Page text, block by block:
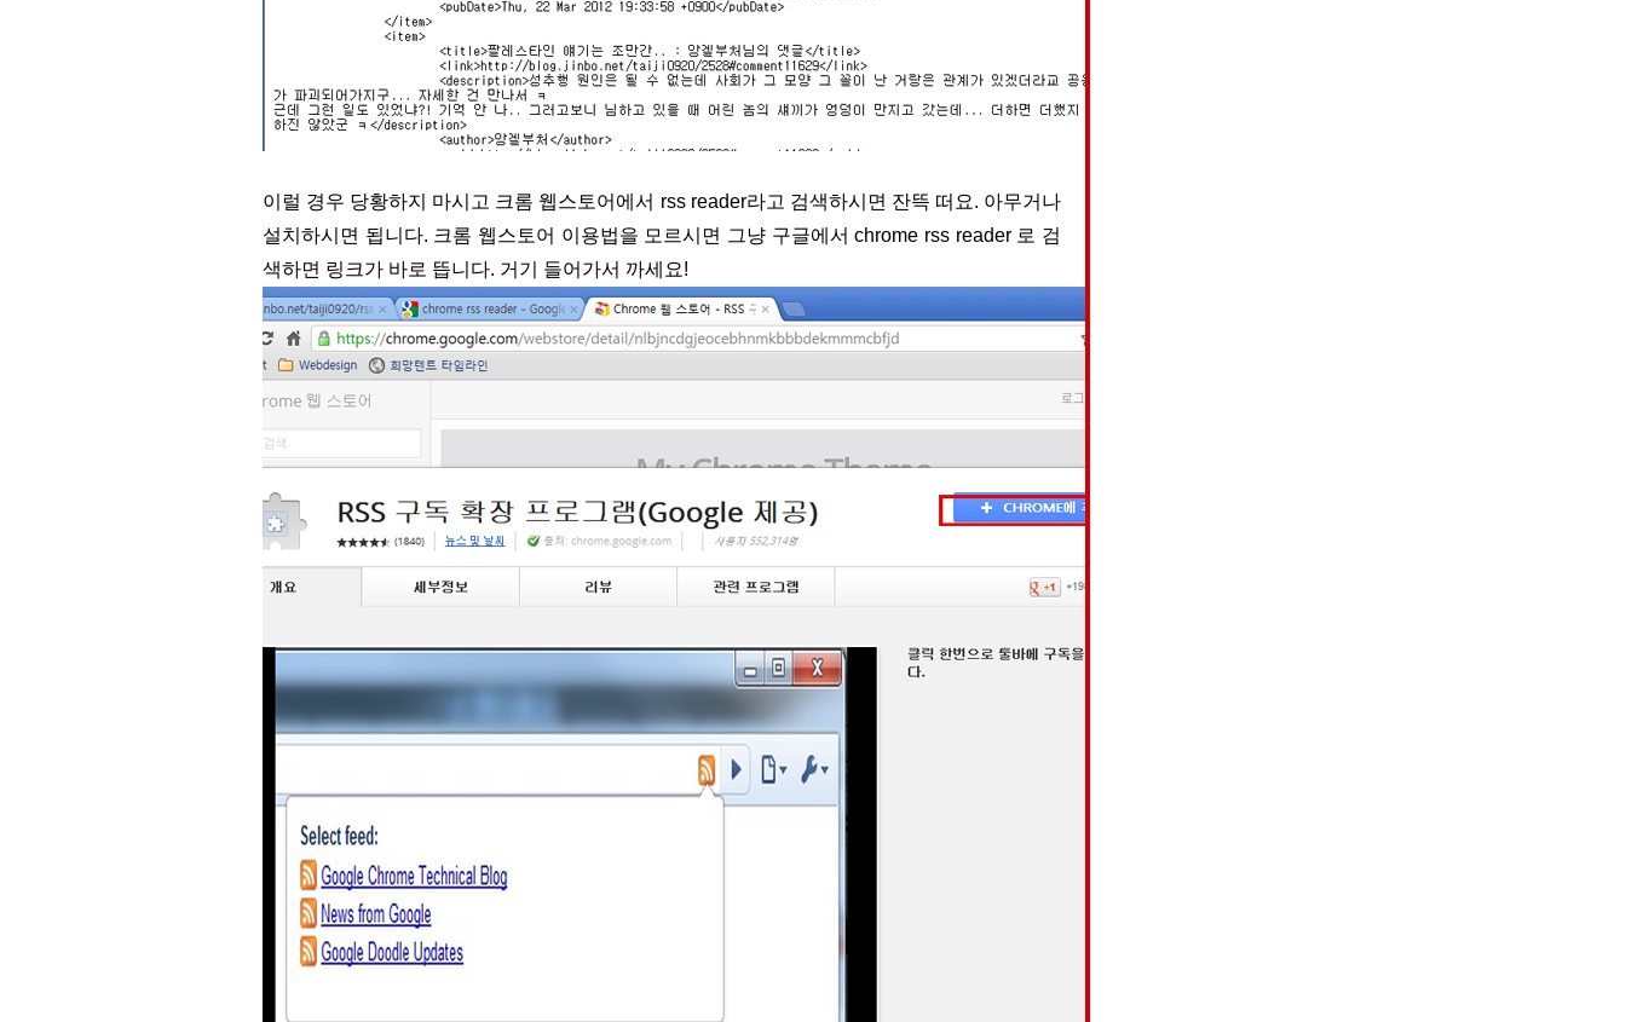
이럴 경우 당황하지 마시고 크롬 웹스토어에서 rss reader라고 검색하시면 잔뜩 떠요. 아무거나
설치하시면 됩니다. 크롬 웹스토어 이용법을 모르시면 그냥 구글에서 chrome rss reader 로 검
색하면 링크가 바로 뜹니다. 거기 들어가서 까세요!